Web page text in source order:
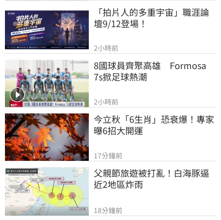
「拍片人的多重宇宙」職涯論
壇9/12登場！
2小時前
8國球員齊聚高雄　Formosa
7s掀足球熱潮
2小時前
今立秋「6生肖」恐衰爆！專家
曝6招大開運
17分鐘前
父親節旅遊被打亂！白海豚逼
近2地區炸雨
18分鐘前